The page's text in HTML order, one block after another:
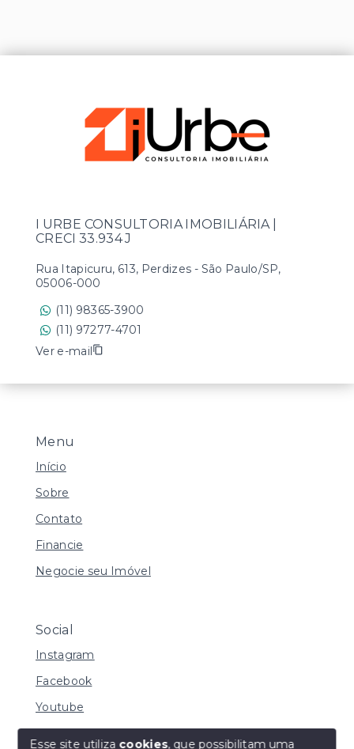
Menu
Início
Sobre
Contato
Financie
Negocie seu Imóvel
Social
Instagram
Facebook
Youtube
I URBE CONSULTORIA IMOBILIÁRIA |
CRECI 33.934 J
Rua Itapicuru, 613, Perdizes - São Paulo/SP,
05006-000
(11) 98365-3900
(11) 97277-4701
Ver e-mail
Esse site utiliza cookies, que possibilitam uma